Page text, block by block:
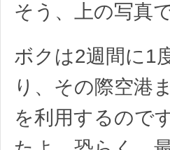
そう、上の写真で
ボクは2週間に1
り、その際空港
を利用するので